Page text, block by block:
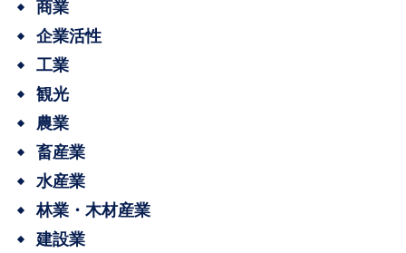
商業
企業活性
工業
観光
農業
畜産業
水産業
林業・木材産業
建設業